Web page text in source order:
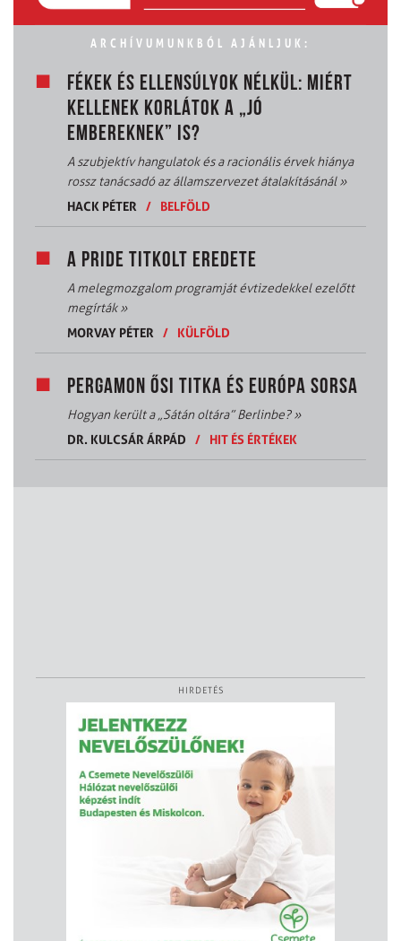
ARCHÍVUMUNKBÓL AJÁNLJUK:
FÉKEK ÉS ELLENSÚLYOK NÉLKÜL: MIÉRT
KELLENEK KORLÁTOK A „JÓ
EMBEREKNEK” IS?
A szubjektív hangulatok és a racionális érvek hiánya
rossz tanácsadó az államszervezet átalakításánál»
HACK PÉTER
/ BELFÖLD
A PRIDE TITKOLT EREDETE
A melegmozgalom programját évtizedekkel ezelőtt
megírták»
MORVAY PÉTER
/ KÜLFÖLD
PERGAMON ŐSI TITKA ÉS EURÓPA SORSA
Hogyan került a „Sátán oltára” Berlinbe?»
DR. KULCSÁR ÁRPÁD
/ HIT ÉS ÉRTÉKEK
HIRDETÉS